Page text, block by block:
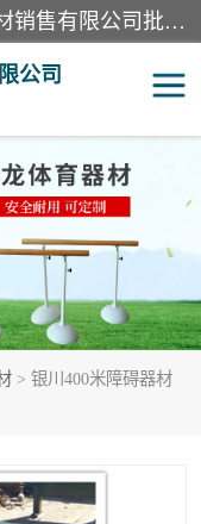
【1分钟前更新】盐山洛龙体育器材销售有限公司批量供应：300米障碍器材、400米障碍器材、部队训练器材、双杠、体操垫、舞蹈把杆等产品。盐山洛龙体育器材销售有限公司经过多年的发展，集研发，生产，销售，售后服务为一体. 奉行“质量，信誉，服务”的宗旨，以开拓创新的精神和真诚守信的态度积极进取。
公司
> 银川400米障碍器材
把杆
障碍器材1